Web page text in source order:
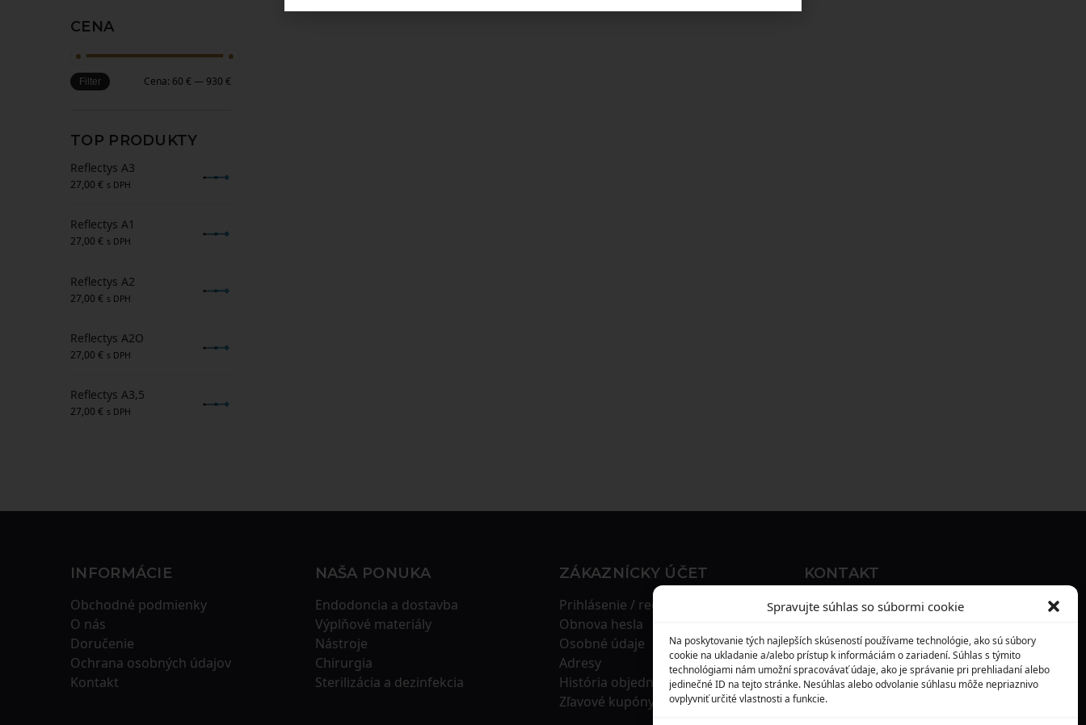
Spravujte súhlas so súbormi cookie
Na poskytovanie tých najlepších skúseností používame technológie, ako sú súbory
cookie na ukladanie a/alebo prístup k informáciám o zariadení. Súhlas s týmito
technológiami nám umožní spracovávať údaje, ako je správanie pri prehliadaní alebo
jedinečné ID na tejto stránke. Nesúhlas alebo odvolanie súhlasu môže nepriaznivo
ovplyvniť určité vlastnosti a funkcie.
CENA
Filter Cena: 60 € — 930 €
TOP PRODUKTY
Reflectys A3
27,00 € s DPH
Reflectys A1
27,00 € s DPH
Reflectys A2
27,00 € s DPH
Reflectys A2O
27,00 € s DPH
Reflectys A3,5
27,00 € s DPH
INFORMÁCIE
Obchodné podmienky
O nás
Doručenie
Ochrana osobných údajov
Kontakt
NAŠA PONUKA
Endodoncia a dostavba
Výplňové materiály
Nástroje
Chirurgia
Sterilizácia a dezinfekcia
ZÁKAZNÍCKY ÚČET
Prihlásenie / registrácia
Obnova hesla
Osobné údaje
Adresy
História objednávok
Zľavové kupóny
KONTAKT
MAXILO DENTAL, s. r. o.
917 05 Trnava
info@maxilodental.sk
0948 101 067